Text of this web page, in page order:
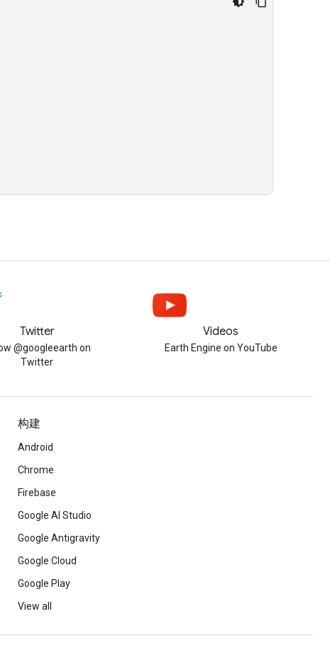
Twitter
@googleearth on
Twitter
Videos
Earth Engine on YouTube
构建
Android
Chrome
Firebase
Google AI Studio
Google Antigravity
Google Cloud
Google Play
View all